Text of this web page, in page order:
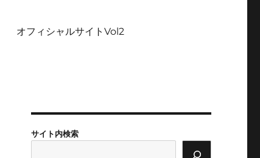
オフィシャルサイトVol2
サイト内検索